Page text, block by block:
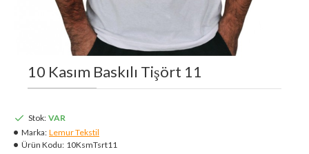
10 Kasım Baskılı Tişört 11
Stok: VAR
Marka: Lemur Tekstil
Ürün Kodu: 10KsmTsrt11